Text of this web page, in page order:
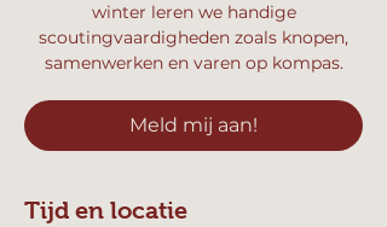
winter leren we handige
scoutingvaardigheden zoals knopen,
samenwerken en varen op kompas.
Meld mij aan!
Tijd en locatie